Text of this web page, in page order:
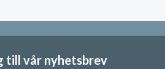
till vår nyhetsbrev